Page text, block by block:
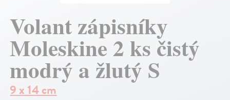
Volant zápisníky
Moleskine 2 ks čistý
modrý a žlutý S
9 x 14 cm